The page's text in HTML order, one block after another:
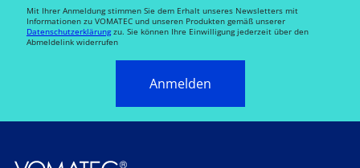
Mit Ihrer Anmeldung stimmen Sie dem Erhalt unseres Newsletters mit
Informationen zu VOMATEC und unseren Produkten gemäß unserer
Datenschutzerklärungzu. Sie können Ihre Einwilligung jederzeit über den
Abmeldelink widerrufen
Anmelden